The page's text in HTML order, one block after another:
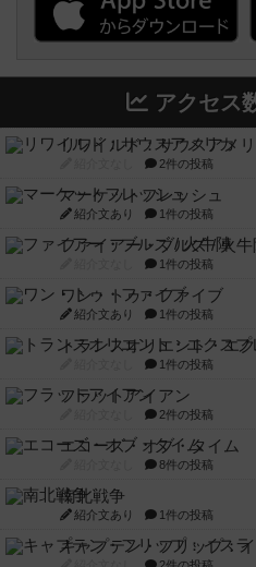
アクセス
リワイルド：サウスアメ
2件の投稿
マーケットフレッシュ
紹介文あり 1件の投稿
ファイアー・ブルズ / 火牛
1件の投稿
ワン・トゥ・ファイブ
紹介文あり 1件の投稿
トランスオリエント・エ
1件の投稿
フラットアイアン
2件の投稿
エコーズ・オブ・タイム
8件の投稿
南北戦争
紹介文あり 1件の投稿
キャプテン・フリップ：